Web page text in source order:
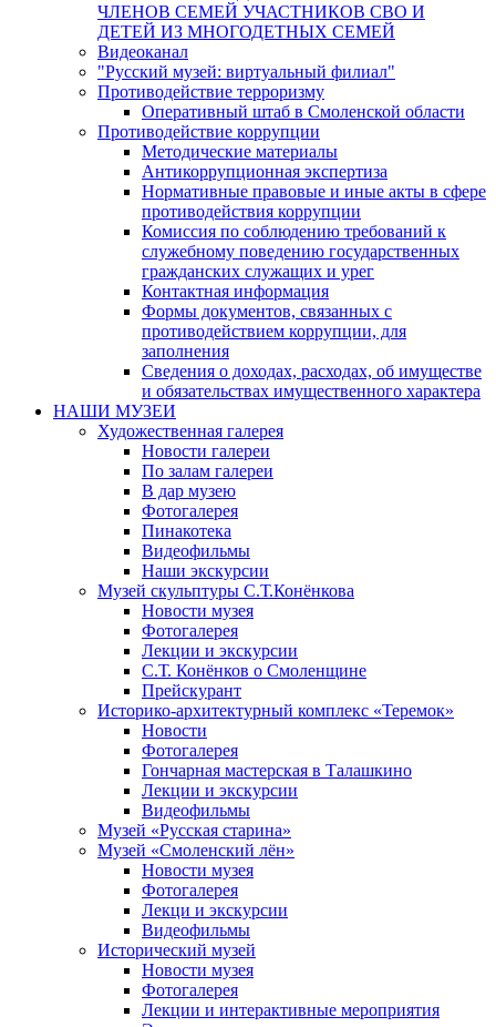
ЧЛЕНОВ СЕМЕЙ УЧАСТНИКОВ СВО И
ДЕТЕЙ ИЗ МНОГОДЕТНЫХ СЕМЕЙ
Видеоканал
"Русский музей: виртуальный филиал"
Противодействие терроризму
Оперативный штаб в Смоленской области
Противодействие коррупции
Методические материалы
Антикоррупционная экспертиза
Нормативные правовые и иные акты в сфере
противодействия коррупции
Комиссия по соблюдению требований к
служебному поведению государственных
гражданских служащих и урег
Контактная информация
Формы документов, связанных с
противодействием коррупции, для
заполнения
Сведения о доходах, расходах, об имуществе
и обязательствах имущественного характера
НАШИ МУЗЕИ
Художественная галерея
Новости галереи
По залам галереи
В дар музею
Фотогалерея
Пинакотека
Видеофильмы
Наши экскурсии
Музей скульптуры С.Т.Конёнкова
Новости музея
Фотогалерея
Лекции и экскурсии
С.Т. Конёнков о Смоленщине
Прейскурант
Историко-архитектурный комплекс «Теремок»
Новости
Фотогалерея
Гончарная мастерская в Талашкино
Лекции и экскурсии
Видеофильмы
Музей «Русская старина»
Музей «Смоленский лён»
Новости музея
Фотогалерея
Лекци и экскурсии
Видеофильмы
Исторический музей
Новости музея
Фотогалерея
Лекции и интерактивные мероприятия